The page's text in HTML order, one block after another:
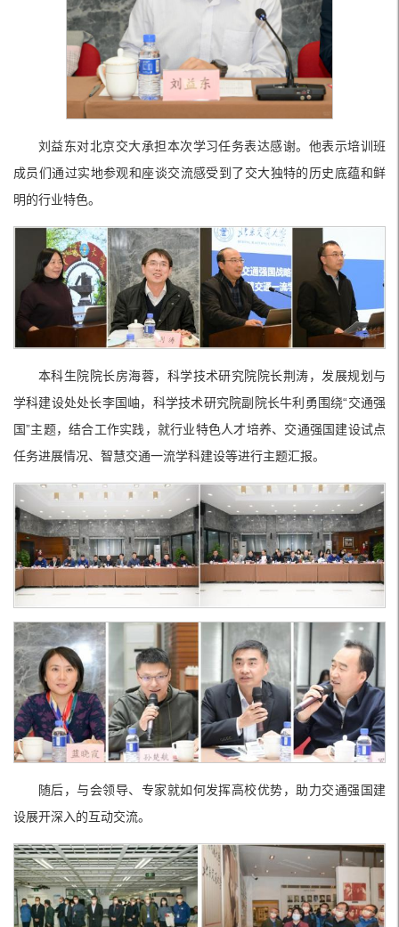
刘益东对北京交大承担本次学习任务表达感谢。他表示培训班
成员们通过实地参观和座谈交流感受到了交大独特的历史底蕴和鲜
明的行业特色。
本科生院院长房海蓉，科学技术研究院院长荆涛，发展规划与
学科建设处处长李国岫，科学技术研究院副院长牛利勇围绕“交通强
国”主题，结合工作实践，就行业特色人才培养、交通强国建设试点
任务进展情况、智慧交通一流学科建设等进行主题汇报。
随后，与会领导、专家就如何发挥高校优势，助力交通强国建
设展开深入的互动交流。